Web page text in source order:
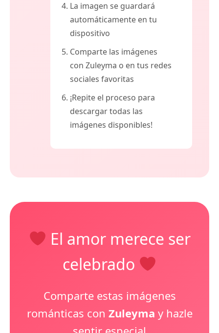
La imagen se guardará
automáticamente en tu
dispositivo
Comparte las imágenes
con Zuleyma o en tus redes
sociales favoritas
¡Repite el proceso para
descargar todas las
imágenes disponibles!
El amor merece ser
celebrado
Comparte estas imágenes
románticas con Zuleyma y hazle